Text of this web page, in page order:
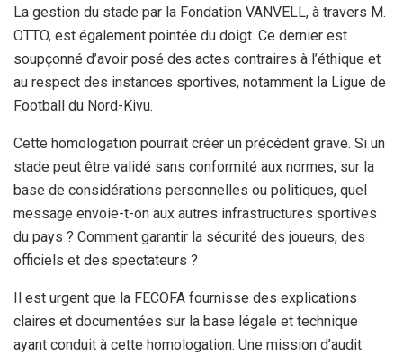
La gestion du stade par la Fondation VANVELL, à travers M.
OTTO, est également pointée du doigt. Ce dernier est
soupçonné d’avoir posé des actes contraires à l’éthique et
au respect des instances sportives, notamment la Ligue de
Football du Nord-Kivu.
Cette homologation pourrait créer un précédent grave. Si un
stade peut être validé sans conformité aux normes, sur la
base de considérations personnelles ou politiques, quel
message envoie-t-on aux autres infrastructures sportives
du pays ? Comment garantir la sécurité des joueurs, des
officiels et des spectateurs ?
Il est urgent que la FECOFA fournisse des explications
claires et documentées sur la base légale et technique
ayant conduit à cette homologation. Une mission d’audit